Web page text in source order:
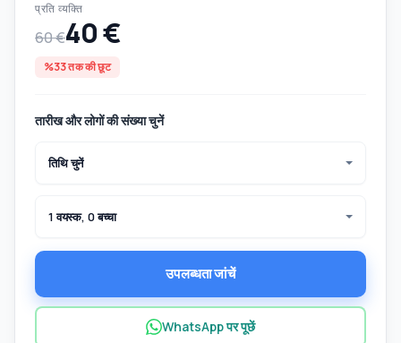
प्रति व्यक्ति
60 €40 €
%33 तक की छूट
तारीख और लोगों की संख्या चुनें
तिथि चुनें
1 वयस्क, 0 बच्चा
उपलब्धता जांचें
WhatsApp पर पूछें